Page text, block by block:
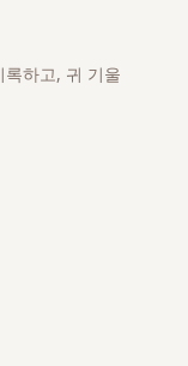
하고, 귀 기울